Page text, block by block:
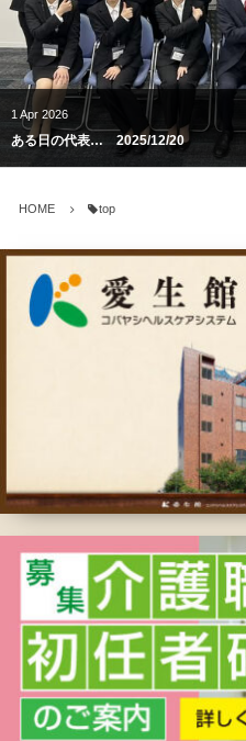
1 Apr 2026
ある日の代表… 2025/12/20
HOME top